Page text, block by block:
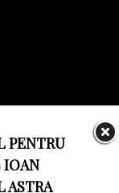
PENTRU
IOAN
ASTRA